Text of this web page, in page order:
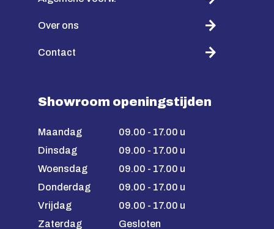
Over ons
Contact
Showroom openingstijden
Maandag
09.00 - 17.00 u
Dinsdag
09.00 - 17.00 u
Woensdag
09.00 - 17.00 u
Donderdag
09.00 - 17.00 u
Vrijdag
09.00 - 17.00 u
Zaterdag
Gesloten